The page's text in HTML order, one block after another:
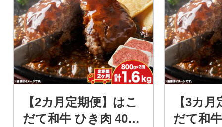
【2カ月定期便】はこ
だて和牛 ひき肉 400g
【3カ
だて和